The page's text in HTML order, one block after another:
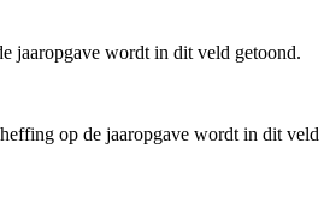
jaaropgave wordt in dit veld getoond.
op de jaaropgave wordt in dit veld